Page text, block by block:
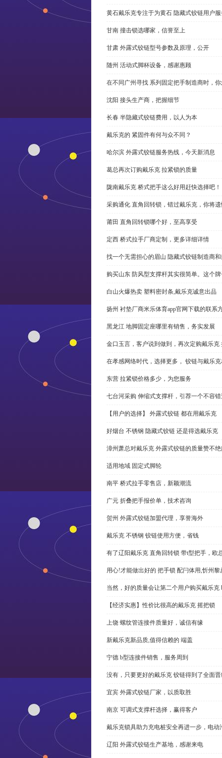
黄石戴乐克专注于为黄石 隐藏式铰链用户
甘南 撞击锁选哪家，信誉至上
甘肃 外露式铰链型号参数及原理，公开
随州 活动式脚杯设备，感谢惠顾
在不同广州寻找 系列固定把手制造商时，
沈阳 接头生产商，把握细节
长春 半隐藏式铰链费用，以人为本
戴乐克的 紧固件有何与众不同？
哈尔滨 外露式铰链服务热线，今天新消息
葛总再次订购戴乐克 拉紧锁的质量
陇南戴乐克 桥式把手这么好用赶快选择吧！
采购通化 直角回转锁，错过戴乐克，你将
莆田 直角回转锁哪个好，至高享受
定西 桥式拉手厂商定制，更多详细详情
找一个无需担心的眉山 隐藏式铰链制造商
购买山东 防风型支撑杆其实很简单。这个
白山火爆热卖 塑料密封条,戴乐克诚意出品
扬州 衬垫厂商米乐体育app官网下载的联系
黑龙江 地脚固定座哪里有销售，务实发展
金口玉言，客户说到做到，再次定购戴乐克
在孝感网络时代，选择更多， 铰链与戴乐
东营 拉紧锁价格多少，为您服务
七台河采购 伸缩式支撑杆，引荐一个不容
【用户的选择】 外露式铰链 都在用戴乐克
好烟台 不锈钢 隐藏式铰链 还是得选戴乐克
漳州萧总对戴乐克 外露式铰链的质量赞不
适用地域 固定式脚轮
南平 桥式拉手零售店，新颖潮流
广元 折叠把手报价单，技术咨询
贺州 外露式铰链加盟代理，享誉海外
戴乐克 不锈钢 铰链使用方便，省钱
有了辽阳戴乐克 直角回转锁 带t型把手，欧
用心!才能做出好的 把手锁 配闩体用,忻州黎
当然，好的质量会让第二个用户购买戴乐克
【经济实惠】性价比很高的戴乐克 摇把锁
上饶 螺纹管连接件质量好，诚信有缘
新戴乐克新品质,值得信赖的 端盖
宁德 b型连接件销售，服务周到
没有，只要更好的戴乐克 铰链得到了全面
宜宾 外露式铰链厂家，以质取胜
南京 可调式支撑杆选择，赢得客户
戴乐克锁具助力充电桩安全再进一步，电动
辽阳 外露式铰链生产基地，感谢来电